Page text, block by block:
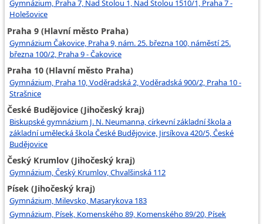
Gymnázium, Praha 7, Nad Štolou 1, Nad Štolou 1510/1, Praha 7 -
Holešovice
Praha 9 (Hlavní město Praha)
Gymnázium Čakovice, Praha 9, nám. 25. března 100, náměstí 25.
března 100/2, Praha 9 - Čakovice
Praha 10 (Hlavní město Praha)
Gymnázium, Praha 10, Voděradská 2, Voděradská 900/2, Praha 10 -
Strašnice
České Budějovice (Jihočeský kraj)
Biskupské gymnázium J. N. Neumanna, církevní základní škola a
základní umělecká škola České Budějovice, Jirsíkova 420/5, České
Budějovice
Český Krumlov (Jihočeský kraj)
Gymnázium, Český Krumlov, Chvalšinská 112
Písek (Jihočeský kraj)
Gymnázium, Milevsko, Masarykova 183
Gymnázium, Písek, Komenského 89, Komenského 89/20, Písek